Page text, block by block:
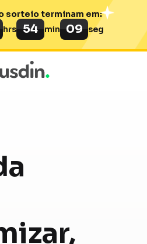
sorteio terminam em:
hrs 54 min 09 seg